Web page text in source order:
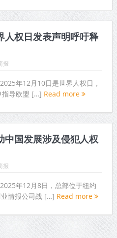
人权日发表声明呼吁释
报
年12月10日是世界人权日，
指导欧盟 […] Read more
中国发展涉及侵犯人权
报
年12月8日，总部位于纽约
情报公司战 […] Read more